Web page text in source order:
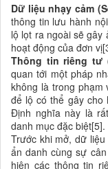
Dữ liệu nhạy cảm
thông tin lưu hành
lộ lọt ra ngoài sẽ gây
hoạt động của đơn
Thông tin riêng tư
quan tới một pháp
không là trong phạm
để lộ có thể gây cho
Định nghĩa này là
danh mục đặc biệt[5].
Trước khi mở, dữ
ẩn danh cùng sự
hiện các thông tin